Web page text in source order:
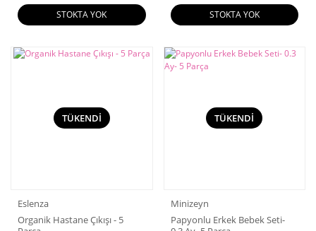
STOKTA YOK STOKTA YOK
TÜKENDİ
Eslenza
Organik Hastane Çıkışı - 5
TÜKENDİ
Minizeyn
Papyonlu Erkek Bebek Seti-